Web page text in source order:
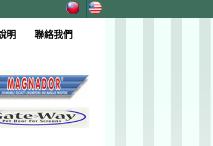
明 聯絡我們